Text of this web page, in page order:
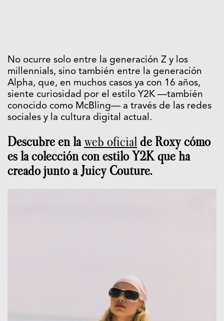
No ocurre solo entre la generación Z y los
millennials, sino también entre la generación
Alpha, que, en muchos casos ya con 16 años,
siente curiosidad por el estilo Y2K —también
conocido como McBling— a través de las redes
sociales y la cultura digital actual.
Descubre en laweb oficial de Roxycómo
es la colección con estilo Y2K que ha
creado junto aJuicy Couture.